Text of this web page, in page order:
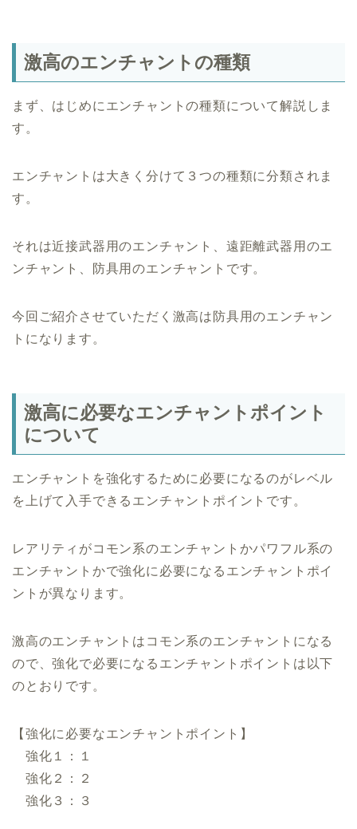
激高のエンチャントの種類
まず、はじめにエンチャントの種類について解説しま
す。
エンチャントは大きく分けて３つの種類に分類されま
す。
それは近接武器用のエンチャント、遠距離武器用のエ
ンチャント、防具用のエンチャントです。
今回ご紹介させていただく激高は防具用のエンチャン
トになります。
激高に必要なエンチャントポイント
について
エンチャントを強化するために必要になるのがレベル
を上げて入手できるエンチャントポイントです。
レアリティがコモン系のエンチャントかパワフル系の
エンチャントかで強化に必要になるエンチャントポイ
ントが異なります。
激高のエンチャントはコモン系のエンチャントになる
ので、強化で必要になるエンチャントポイントは以下
のとおりです。
【強化に必要なエンチャントポイント】
強化１：１
強化２：２
強化３：３